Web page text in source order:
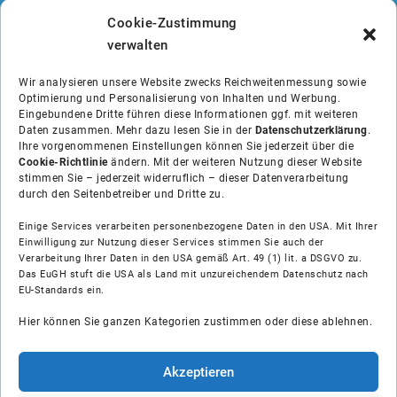
Cookie-Zustimmung
verwalten
Wir analysieren unsere Website zwecks Reichweitenmessung sowie
Optimierung und Personalisierung von Inhalten und Werbung.
Eingebundene Dritte führen diese Informationen ggf. mit weiteren
Daten zusammen. Mehr dazu lesen Sie in der Datenschutzerklärung.
Ihre vorgenommenen Einstellungen können Sie jederzeit über die
Cookie-Richtlinieändern. Mit der weiteren Nutzung dieser Website
stimmen Sie – jederzeit widerruflich – dieser Datenverarbeitung
durch den Seitenbetreiber und Dritte zu.
Einige Services verarbeiten personenbezogene Daten in den USA. Mit Ihrer
Einwilligung zur Nutzung dieser Services stimmen Sie auch der
Verarbeitung Ihrer Daten in den USA gemäß Art. 49 (1) lit. a DSGVO zu.
Das EuGH stuft die USA als Land mit unzureichendem Datenschutz nach
EU-Standards ein.
Hier können Sie ganzen Kategorien zustimmen oder diese ablehnen.
Akzeptieren
Über uns